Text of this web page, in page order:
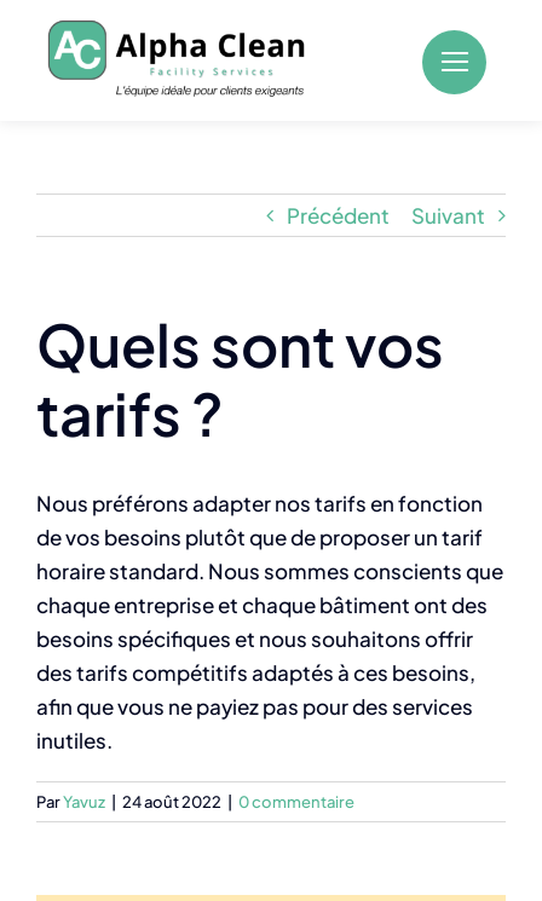
Passer
contenu
Précédent Suivant
Quels sont vos
tarifs ?
Nous préférons adapter nos tarifs en fonction
de vos besoins plutôt que de proposer un tarif
horaire standard. Nous sommes conscients que
chaque entreprise et chaque bâtiment ont des
besoins spécifiques et nous souhaitons offrir
des tarifs compétitifs adaptés à ces besoins,
afin que vous ne payiez pas pour des services
inutiles.
ParYavuz 24 août 2022 0 commentaire